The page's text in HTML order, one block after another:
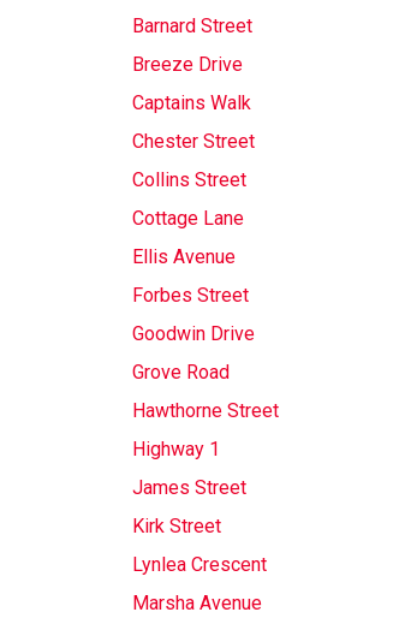
Barnard Street
Breeze Drive
Captains Walk
Chester Street
Collins Street
Cottage Lane
Ellis Avenue
Forbes Street
Goodwin Drive
Grove Road
Hawthorne Street
Highway 1
James Street
Kirk Street
Lynlea Crescent
Marsha Avenue